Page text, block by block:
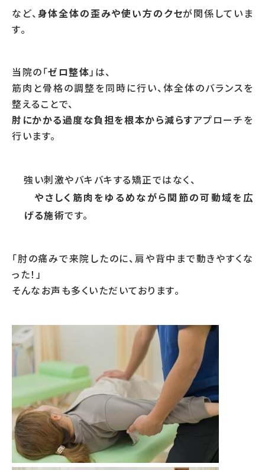
など、身体全体の歪みや使い方のクセが関係していま
す。
当院の「ゼロ整体」は、
筋肉と骨格の調整を同時に行い、体全体のバランスを
整えることで、
肘にかかる過度な負担を根本から減らすアプローチを
行います。
強い刺激やバキバキする矯正ではなく、
やさしく筋肉をゆるめながら関節の可動域を広
げる施術です。
「肘の痛みで来院したのに、肩や背中まで動きやすくな
った！」
そんなお声も多くいただいております。